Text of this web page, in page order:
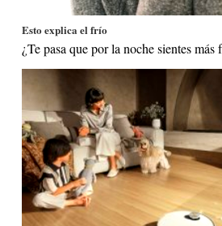
Esto explica el frío
¿Te pasa que por la noche sientes